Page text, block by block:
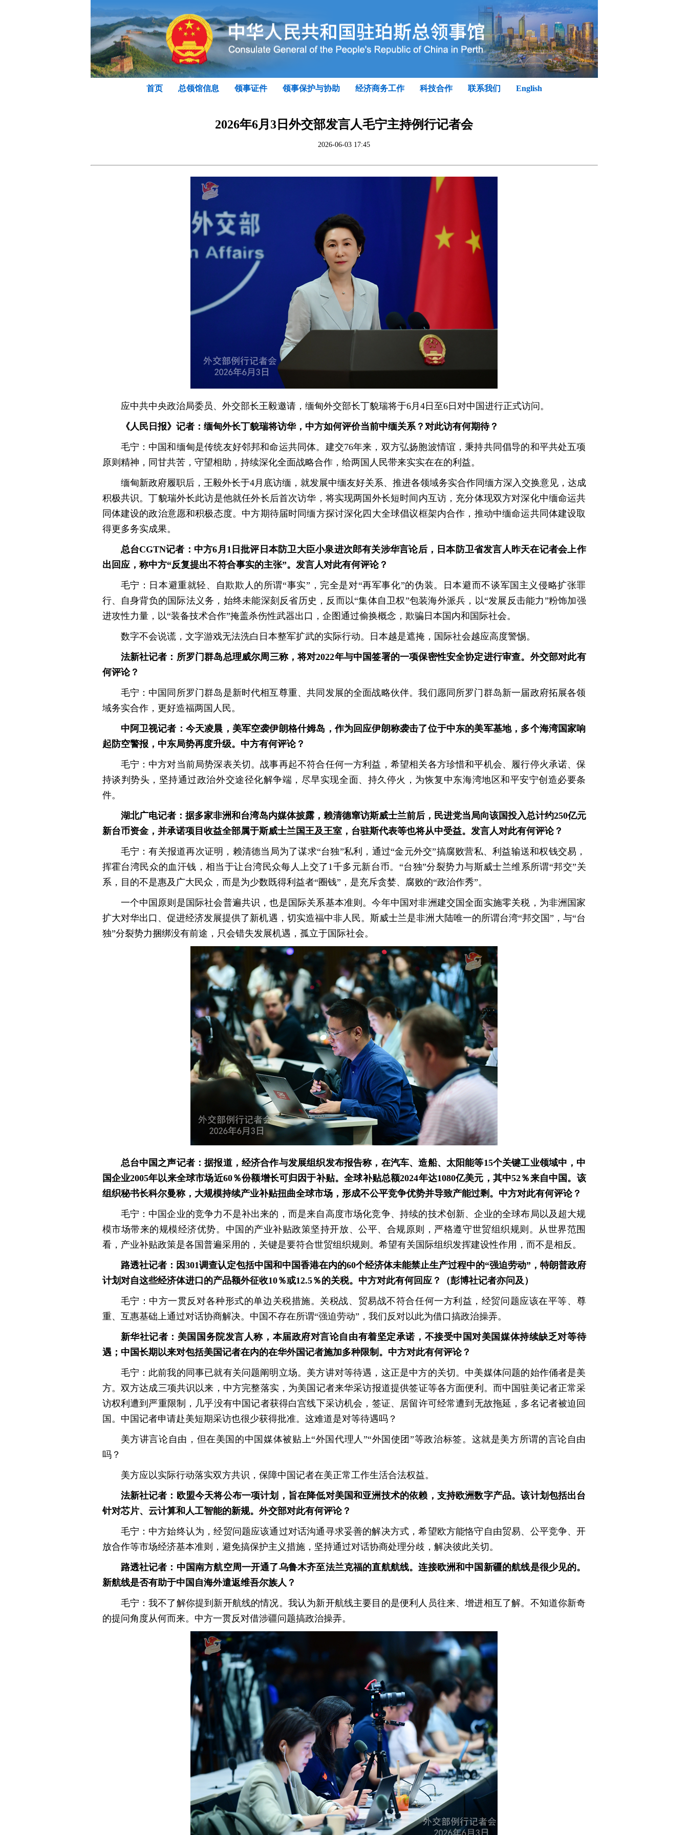
首页 总领馆信息 领事证件 领事保护与协助 经济商务工作 科技合作 联系我们 English
2026年6月3日外交部发言人毛宁主持例行记者会
2026-06-03 17:45
应中共中央政治局委员、外交部长王毅邀请，缅甸外交部长丁貌瑞将于6月4日至6日对中国进行正式访问。
《人民日报》记者：缅甸外长丁貌瑞将访华，中方如何评价当前中缅关系？对此访有何期待？
毛宁：中国和缅甸是传统友好邻邦和命运共同体。建交76年来，双方弘扬胞波情谊，秉持共同倡导的和平共处五项
原则精神，同甘共苦，守望相助，持续深化全面战略合作，给两国人民带来实实在在的利益。
缅甸新政府履职后，王毅外长于4月底访缅，就发展中缅友好关系、推进各领域务实合作同缅方深入交换意见，达成
积极共识。丁貌瑞外长此访是他就任外长后首次访华，将实现两国外长短时间内互访，充分体现双方对深化中缅命运共
同体建设的政治意愿和积极态度。中方期待届时同缅方探讨深化四大全球倡议框架内合作，推动中缅命运共同体建设取
得更多务实成果。
总台CGTN记者：中方6月1日批评日本防卫大臣小泉进次郎有关涉华言论后，日本防卫省发言人昨天在记者会上作
出回应，称中方“反复提出不符合事实的主张”。发言人对此有何评论？
毛宁：日本避重就轻、自欺欺人的所谓“事实”，完全是对“再军事化”的伪装。日本避而不谈军国主义侵略扩张罪
行、自身背负的国际法义务，始终未能深刻反省历史，反而以“集体自卫权”包装海外派兵，以“发展反击能力”粉饰加强
进攻性力量，以“装备技术合作”掩盖杀伤性武器出口，企图通过偷换概念，欺骗日本国内和国际社会。
数字不会说谎，文字游戏无法洗白日本整军扩武的实际行动。日本越是遮掩，国际社会越应高度警惕。
法新社记者：所罗门群岛总理威尔周三称，将对2022年与中国签署的一项保密性安全协定进行审查。外交部对此有
何评论？
毛宁：中国同所罗门群岛是新时代相互尊重、共同发展的全面战略伙伴。我们愿同所罗门群岛新一届政府拓展各领
域务实合作，更好造福两国人民。
中阿卫视记者：今天凌晨，美军空袭伊朗格什姆岛，作为回应伊朗称袭击了位于中东的美军基地，多个海湾国家响
起防空警报，中东局势再度升级。中方有何评论？
毛宁：中方对当前局势深表关切。战事再起不符合任何一方利益，希望相关各方珍惜和平机会、履行停火承诺、保
持谈判势头，坚持通过政治外交途径化解争端，尽早实现全面、持久停火，为恢复中东海湾地区和平安宁创造必要条
件。
湖北广电记者：据多家非洲和台湾岛内媒体披露，赖清德窜访斯威士兰前后，民进党当局向该国投入总计约250亿元
新台币资金，并承诺项目收益全部属于斯威士兰国王及王室，台驻斯代表等也将从中受益。发言人对此有何评论？
毛宁：有关报道再次证明，赖清德当局为了谋求“台独”私利，通过“金元外交”搞腐败营私、利益输送和权钱交易，
挥霍台湾民众的血汗钱，相当于让台湾民众每人上交了1千多元新台币。“台独”分裂势力与斯威士兰维系所谓“邦交”关
系，目的不是惠及广大民众，而是为少数既得利益者“圈钱”，是充斥贪婪、腐败的“政治作秀”。
一个中国原则是国际社会普遍共识，也是国际关系基本准则。今年中国对非洲建交国全面实施零关税，为非洲国家
扩大对华出口、促进经济发展提供了新机遇，切实造福中非人民。斯威士兰是非洲大陆唯一的所谓台湾“邦交国”，与“台
独”分裂势力捆绑没有前途，只会错失发展机遇，孤立于国际社会。
总台中国之声记者：据报道，经济合作与发展组织发布报告称，在汽车、造船、太阳能等15个关键工业领域中，中
国企业2005年以来全球市场近60％份额增长可归因于补贴。全球补贴总额2024年达1080亿美元，其中52％来自中国。该
组织秘书长科尔曼称，大规模持续产业补贴扭曲全球市场，形成不公平竞争优势并导致产能过剩。中方对此有何评论？
毛宁：中国企业的竞争力不是补出来的，而是来自高度市场化竞争、持续的技术创新、企业的全球布局以及超大规
模市场带来的规模经济优势。中国的产业补贴政策坚持开放、公平、合规原则，严格遵守世贸组织规则。从世界范围
看，产业补贴政策是各国普遍采用的，关键是要符合世贸组织规则。希望有关国际组织发挥建设性作用，而不是相反。
路透社记者：因301调查认定包括中国和中国香港在内的60个经济体未能禁止生产过程中的“强迫劳动”，特朗普政府
计划对自这些经济体进口的产品额外征收10％或12.5％的关税。中方对此有何回应？（彭博社记者亦问及）
毛宁：中方一贯反对各种形式的单边关税措施。关税战、贸易战不符合任何一方利益，经贸问题应该在平等、尊
重、互惠基础上通过对话协商解决。中国不存在所谓“强迫劳动”，我们反对以此为借口搞政治操弄。
新华社记者：美国国务院发言人称，本届政府对言论自由有着坚定承诺，不接受中国对美国媒体持续缺乏对等待
遇；中国长期以来对包括美国记者在内的在华外国记者施加多种限制。中方对此有何评论？
毛宁：此前我的同事已就有关问题阐明立场。美方讲对等待遇，这正是中方的关切。中美媒体问题的始作俑者是美
方。双方达成三项共识以来，中方完整落实，为美国记者来华采访报道提供签证等各方面便利。而中国驻美记者正常采
访权利遭到严重限制，几乎没有中国记者获得白宫线下采访机会，签证、居留许可经常遭到无故拖延，多名记者被迫回
国。中国记者申请赴美短期采访也很少获得批准。这难道是对等待遇吗？
美方讲言论自由，但在美国的中国媒体被贴上“外国代理人”“外国使团”等政治标签。这就是美方所谓的言论自由
吗？
美方应以实际行动落实双方共识，保障中国记者在美正常工作生活合法权益。
法新社记者：欧盟今天将公布一项计划，旨在降低对美国和亚洲技术的依赖，支持欧洲数字产品。该计划包括出台
针对芯片、云计算和人工智能的新规。外交部对此有何评论？
毛宁：中方始终认为，经贸问题应该通过对话沟通寻求妥善的解决方式，希望欧方能恪守自由贸易、公平竞争、开
放合作等市场经济基本准则，避免搞保护主义措施，坚持通过对话协商处理分歧，解决彼此关切。
路透社记者：中国南方航空周一开通了乌鲁木齐至法兰克福的直航航线。连接欧洲和中国新疆的航线是很少见的。
新航线是否有助于中国自海外遣返维吾尔族人？
毛宁：我不了解你提到新开航线的情况。我认为新开航线主要目的是便利人员往来、增进相互了解。不知道你新奇
的提问角度从何而来。中方一贯反对借涉疆问题搞政治操弄。